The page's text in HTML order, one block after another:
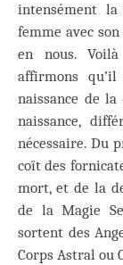
intensément
femme avec
en nous.
affirmons
naissance de
naissance,
nécessaire. Du
coït des
mort, et de la
de la Magie
sortent des
Corps Astral ou